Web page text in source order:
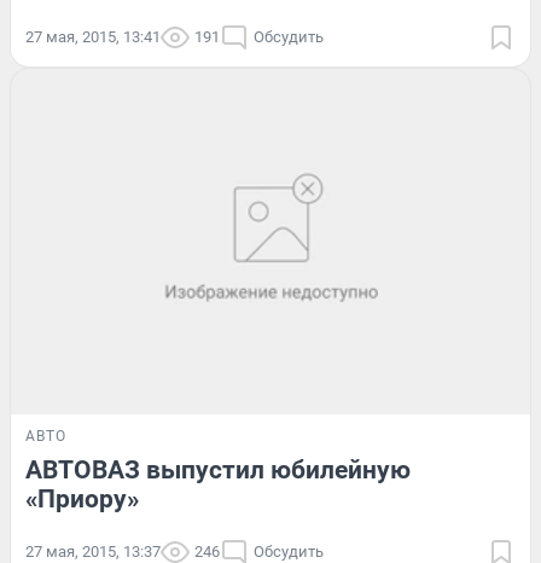
27 мая, 2015, 13:41 191 Обсудить
АВТО
АВТОВАЗ выпустил юбилейную
«Приору»
27 мая, 2015, 13:37 246 Обсудить